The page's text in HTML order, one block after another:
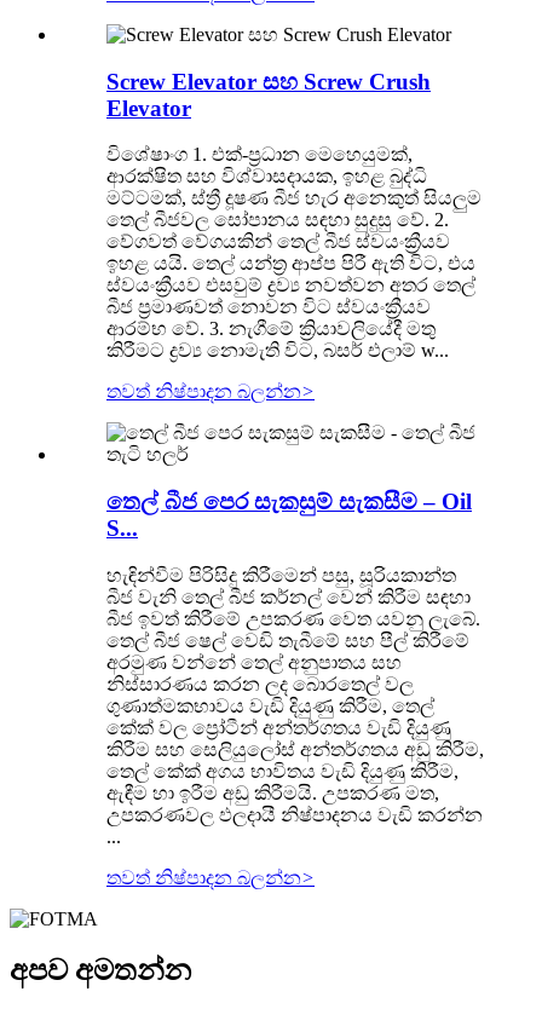
Screw Elevator සහ Screw Crush
Elevator
විශේෂාංග 1. එක්-ප්‍රධාන මෙහෙයුමක්,
ආරක්ෂිත සහ විශ්වාසදායක, ඉහළ බුද්ධි
මට්ටමක්, ස්ත්‍රී දූෂණ බීජ හැර අනෙකුත් සියලුම
තෙල් බීජවල සෝපානය සඳහා සුදුසු වේ. 2.
වේගවත් වේගයකින් තෙල් බීජ ස්වයංක්‍රීයව
ඉහළ යයි. තෙල් යන්ත්‍ර ආප්ප පිරී ඇති විට, එය
ස්වයංක්‍රීයව එසවුම් ද්‍රව්‍ය නවත්වන අතර තෙල්
බීජ ප්‍රමාණවත් නොවන විට ස්වයංක්‍රීයව
ආරම්භ වේ. 3. නැගීමේ ක්‍රියාවලියේදී මතු
කිරීමට ද්‍රව්‍ය නොමැති විට, බසර් එලාම් w...
තවත් නිෂ්පාදන බලන්න>
තෙල් බීජ පෙර සැකසුම් සැකසීම – Oil
S...
හැඳින්වීම පිරිසිදු කිරීමෙන් පසු, සූරියකාන්ත
බීජ වැනි තෙල් බීජ කර්නල් වෙන් කිරීම සඳහා
බීජ ඉවත් කිරීමේ උපකරණ වෙත යවනු ලැබේ.
තෙල් බීජ ෂෙල් වෙඩි තැබීමේ සහ පීල් කිරීමේ
අරමුණ වන්නේ තෙල් අනුපාතය සහ
නිස්සාරණය කරන ලද බොරතෙල් වල
ගුණාත්මකභාවය වැඩි දියුණු කිරීම, තෙල්
කේක් වල ප්‍රෝටීන් අන්තර්ගතය වැඩි දියුණු
කිරීම සහ සෙලියුලෝස් අන්තර්ගතය අඩු කිරීම,
තෙල් කේක් අගය භාවිතය වැඩි දියුණු කිරීම,
ඇඳීම හා ඉරීම අඩු කිරීමයි. උපකරණ මත,
උපකරණවල ඵලදායී නිෂ්පාදනය වැඩි කරන්න
...
තවත් නිෂ්පාදන බලන්න>
අපව අමතන්න